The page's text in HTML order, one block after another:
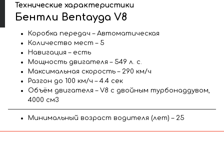
Технические характеристики
Бентли Bentayga V8
Коробка передач – Автоматическая
Количество мест – 5
Навигация – есть
Мощность двигателя – 549 л. с.
Максимальная скорость – 290 км/ч
Разгон до 100 км/ч – 4.4 сек
Объём двигателя – V8 с двойным турбонаддувом,
4000 см3
Минимальный возраст водителя (лет) – 25